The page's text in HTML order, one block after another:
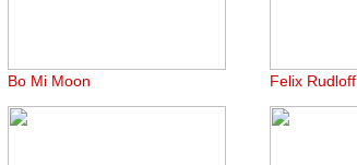
Bo Mi Moon Felix Rudloff